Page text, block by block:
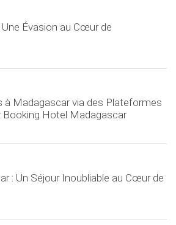
Évasion au Cœur de
à Madagascar via des Plateformes
Booking Hotel Madagascar
: Un Séjour Inoubliable au Cœur de